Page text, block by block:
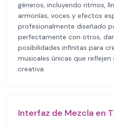
géneros, incluyendo ritmos,
armonías, voces y efectos
profesionalmente diseñado
perfectamente con otros,
posibilidades infinitas para
musicales únicas que
creativa.
Interfaz de Mezcla en